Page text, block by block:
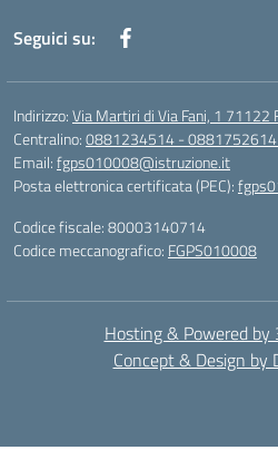
Seguici su:
Indirizzo:Via Martiri di Via Fani, 1 71122
Centralino:0881234514 -
Email:fgps010008@istruzione.it
Posta elettronica certificata (PEC):
Codice fiscale: 80003140714
Codice meccanografico: FGPS010008
Hosting & Powered by
Concept & Design by